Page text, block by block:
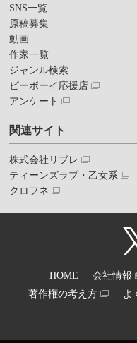
SNS一覧
原稿募集
動画
作家一覧
ジャンル検索
ビーボーイ応援店
アンケート
関連サイト
株式会社リブレ
ティーンズラブ・乙女系
クロフネ
HOME 会社情報
著作権の考え方
よ